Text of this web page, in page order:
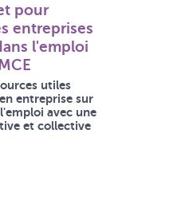
pour
entreprises
l'emploi
utiles
entreprise sur
avec une
et collective